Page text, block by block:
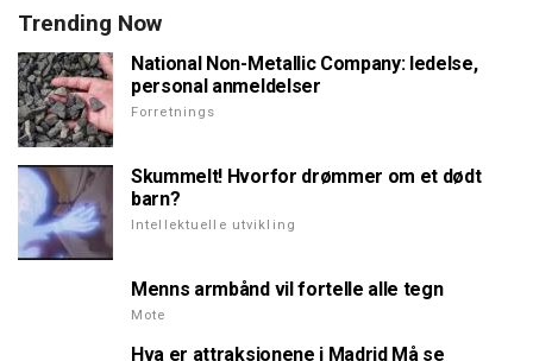
Trending Now
National Non-Metallic Company: ledelse,
personal anmeldelser
Forretnings
Skummelt! Hvorfor drømmer om et dødt
barn?
Intellektuelle utvikling
Menns armbånd vil fortelle alle tegn
Mote
Hva er attraksjonene i Madrid Må se